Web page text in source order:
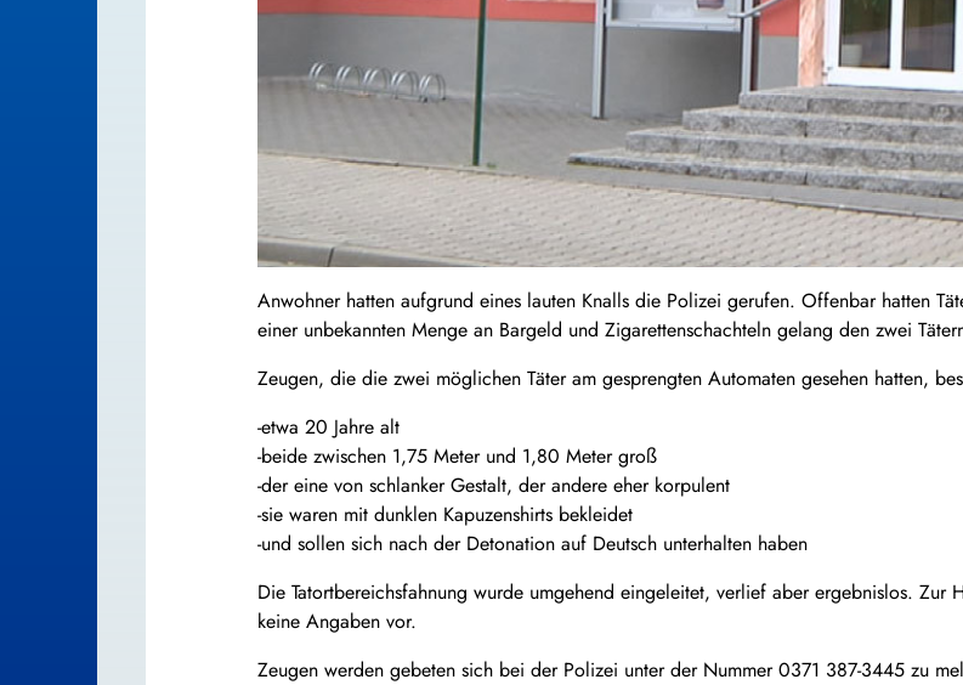
Anwohner hatten aufgrund eines lauten Knalls die Polizei gerufen. Offenbar hatten
einer unbekannten Menge an Bargeld und Zigarettenschachteln gelang den zwei
Zeugen, die die zwei möglichen Täter am gesprengten Automaten gesehen hatten,
-etwa 20 Jahre alt
-beide zwischen 1,75 Meter und 1,80 Meter groß
-der eine von schlanker Gestalt, der andere eher korpulent
-sie waren mit dunklen Kapuzenshirts bekleidet
-und sollen sich nach der Detonation auf Deutsch unterhalten haben
Die Tatortbereichsfahnung wurde umgehend eingeleitet, verlief aber ergebnislos. Zur
keine Angaben vor.
Zeugen werden gebeten sich bei der Polizei unter der Nummer 0371 387-3445 zu